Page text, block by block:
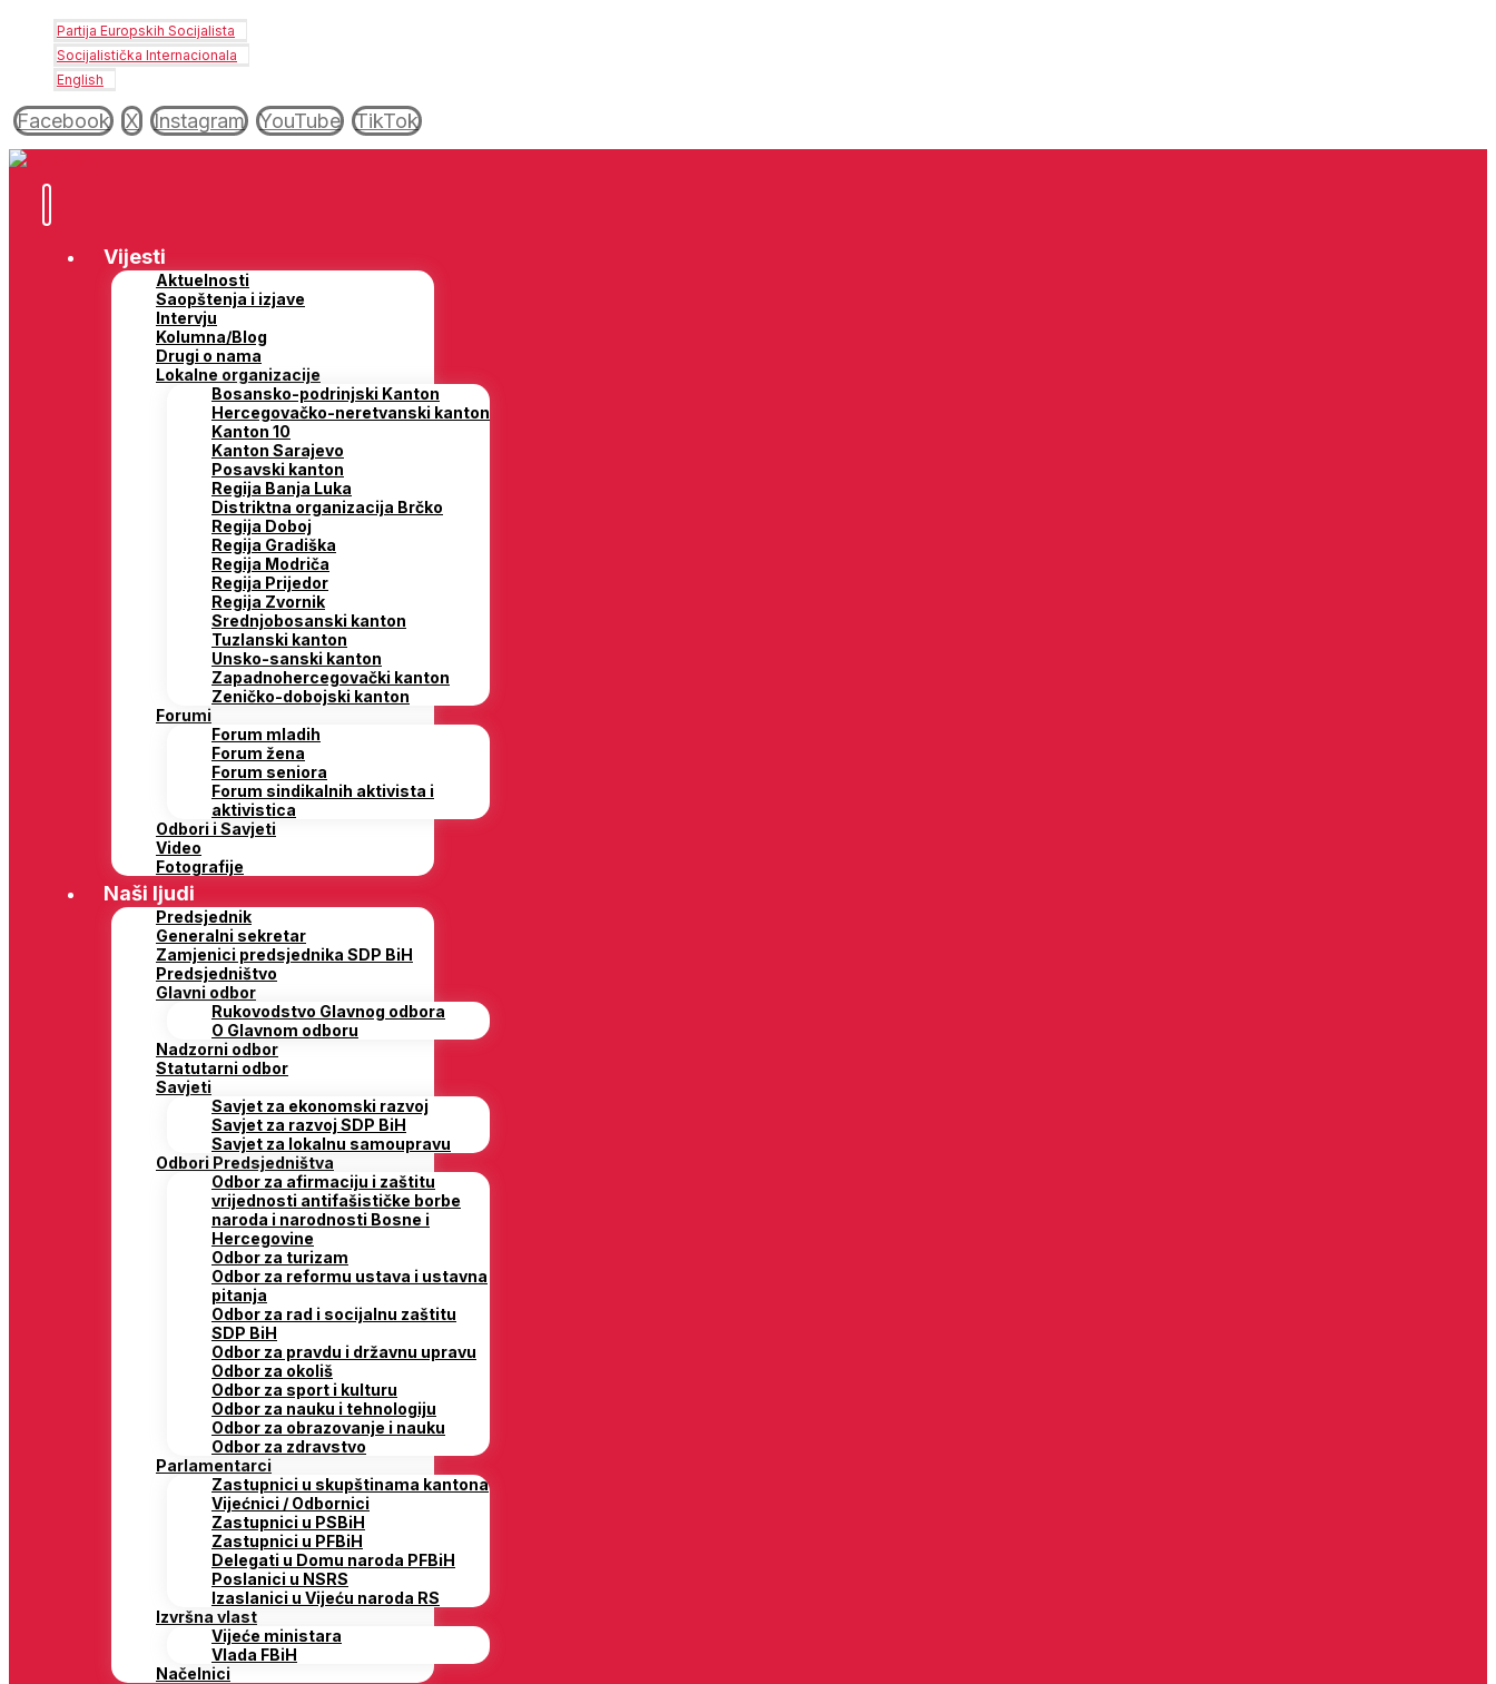
Partija Europskih Socijalista
Socijalistička Internacionala
English
Facebook X Instagram YouTube TikTok
Vijesti
Aktuelnosti
Saopštenja i izjave
Intervju
Kolumna/Blog
Drugi o nama
Lokalne organizacije
Bosansko-podrinjski Kanton
Hercegovačko-neretvanski kanton
Kanton 10
Kanton Sarajevo
Posavski kanton
Regija Banja Luka
Distriktna organizacija Brčko
Regija Doboj
Regija Gradiška
Regija Modriča
Regija Prijedor
Regija Zvornik
Srednjobosanski kanton
Tuzlanski kanton
Unsko-sanski kanton
Zapadnohercegovački kanton
Zeničko-dobojski kanton
Forumi
Forum mladih
Forum žena
Forum seniora
Forum sindikalnih aktivista i
aktivistica
Odbori i Savjeti
Video
Fotografije
Naši ljudi
Predsjednik
Generalni sekretar
Zamjenici predsjednika SDP BiH
Predsjedništvo
Glavni odbor
Rukovodstvo Glavnog odbora
O Glavnom odboru
Nadzorni odbor
Statutarni odbor
Savjeti
Savjet za ekonomski razvoj
Savjet za razvoj SDP BiH
Savjet za lokalnu samoupravu
Odbori Predsjedništva
Odbor za afirmaciju i zaštitu
vrijednosti antifašističke borbe
naroda i narodnosti Bosne i
Hercegovine
Odbor za turizam
Odbor za reformu ustava i ustavna
pitanja
Odbor za rad i socijalnu zaštitu
SDP BiH
Odbor za pravdu i državnu upravu
Odbor za okoliš
Odbor za sport i kulturu
Odbor za nauku i tehnologiju
Odbor za obrazovanje i nauku
Odbor za zdravstvo
Parlamentarci
Zastupnici u skupštinama kantona
Vijećnici / Odbornici
Zastupnici u PSBiH
Zastupnici u PFBiH
Delegati u Domu naroda PFBiH
Poslanici u NSRS
Izaslanici u Vijeću naroda RS
Izvršna vlast
Vijeće ministara
Vlada FBiH
Načelnici